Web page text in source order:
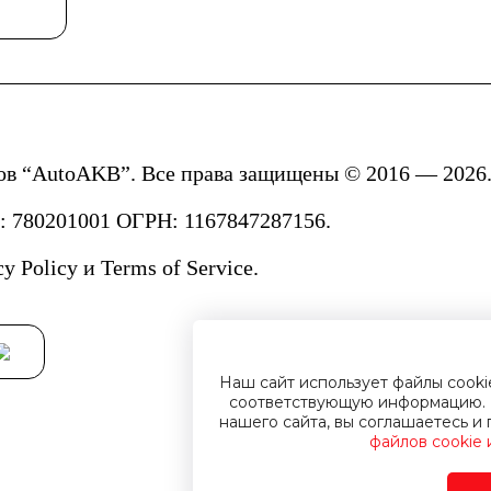
“AutoAKB”. Все права защищены © 2016 —
ОГРН: 1167847287156.
Policy и Terms of Service.
Наш сайт использует файлы
соответствующую
нашего сайта, вы соглашаетесь
файлов cookie